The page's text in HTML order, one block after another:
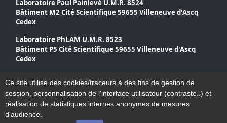
Laboratoire Paul Painlevé U.M.R. 8524
Bâtiment M2 Cité Scientifique 59655 Villeneuve d'Ascq
Cedex
Laboratoire PhLAM U.M.R. 8523
Bâtiment P5 Cité Scientifique 59655 Villeneuve d'Ascq
Cedex
Accessibilité
Plan du site
Mentions légales
Ce site utilise des cookies/traceurs à des fins de gestion de
session, personnalisation de l'interface utilisateur (contraste..) et
réalisation de statistiques internes anonymes de mesures
d'audience.